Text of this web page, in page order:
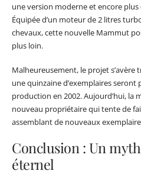
une version moderne et encore
Équipée d’un moteur de 2 litres
chevaux, cette nouvelle Mammut
plus loin.
Malheureusement, le projet
une quinzaine d’exemplaires seront
production en 2002. Aujourd’hui, la
nouveau propriétaire qui tente de
assemblant de nouveaux
Conclusion : Un
éternel